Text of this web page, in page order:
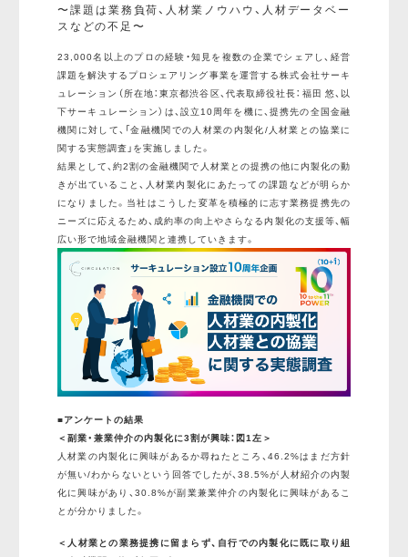
〜課題は業務負荷、人材業ノウハウ、人材データベー
スなどの不足〜
23,000名以上のプロの経験・知見を複数の企業でシェアし、経営
課題を解決するプロシェアリング事業を運営する株式会社サーキ
ュレーション（所在地：東京都渋谷区、代表取締役社長：福田 悠、以
下サーキュレーション）は、設立10周年を機に、提携先の全国金融
機関に対して、「金融機関での人材業の内製化/人材業との協業に
関する実態調査」を実施しました。
結果として、約2割の金融機関で人材業との提携の他に内製化の動
きが出ていること、人材業内製化にあたっての課題などが明らか
になりました。当社はこうした変革を積極的に志す業務提携先の
ニーズに応えるため、成約率の向上やさらなる内製化の支援等、幅
広い形で地域金融機関と連携していきます。
■アンケートの結果
＜副業・兼業仲介の内製化に3割が興味：図1左＞
人材業の内製化に興味があるか尋ねたところ、46.2%はまだ方針
が無い/わからないという回答でしたが、38.5%が人材紹介の内製
化に興味があり、30.8%が副業兼業仲介の内製化に興味があるこ
とが分かりました。
＜人材業との業務提携に留まらず、自行での内製化に既に取り組